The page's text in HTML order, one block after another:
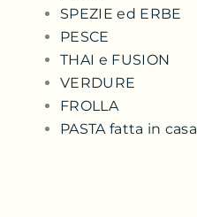
SPEZIE ed ERBE
PESCE
THAI e FUSION
VERDURE
FROLLA
PASTA fatta in casa